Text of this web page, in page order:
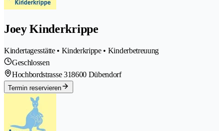
Joey Kinderkrippe
Kindertagesstätte • Kinderkrippe • Kinderbetreuung
Geschlossen
Hochbordstrasse 318600 Dübendorf
Termin reservieren